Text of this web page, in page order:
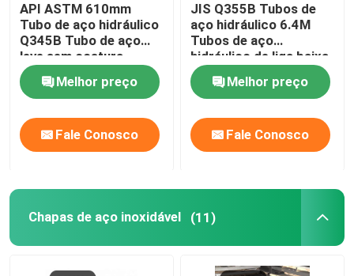
API ASTM 610mm
Tubo de aço hidráulico
Q345B Tubo de aço
leve sem costura
Melhor preço
Fale Conosco
JIS Q355B Tubos de
aço hidráulico 6.4M
Tubos de aço
hidráulico de liga baixa
8mm
Melhor preço
Fale Conosco
Chapas de aço inoxidável (11)